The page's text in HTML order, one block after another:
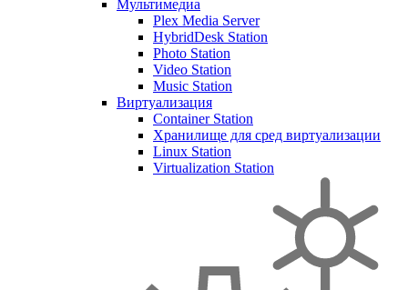
Мультимедиа
Plex Media Server
HybridDesk Station
Photo Station
Video Station
Music Station
Виртуализация
Container Station
Хранилище для сред виртуализации
Linux Station
Virtualization Station